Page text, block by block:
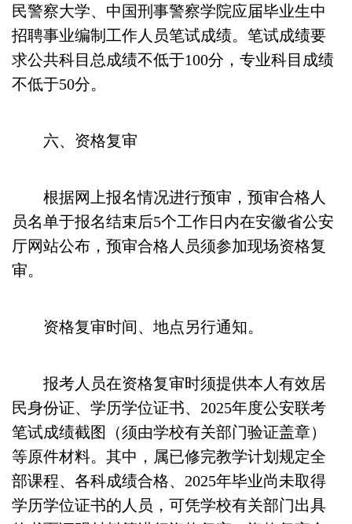
民警察大学、中国刑事警察学院应届毕业生中
招聘事业编制工作人员笔试成绩。笔试成绩要
求公共科目总成绩不低于100分，专业科目成绩
不低于50分。
六、资格复审
根据网上报名情况进行预审，预审合格人
员名单于报名结束后5个工作日内在安徽省公安
厅网站公布，预审合格人员须参加现场资格复
审。
资格复审时间、地点另行通知。
报考人员在资格复审时须提供本人有效居
民身份证、学历学位证书、2025年度公安联考
笔试成绩截图（须由学校有关部门验证盖章）
等原件材料。其中，属已修完教学计划规定全
部课程、各科成绩合格、2025年毕业尚未取得
学历学位证书的人员，可凭学校有关部门出具